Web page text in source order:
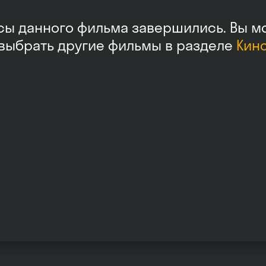
данного фильма завершились. Вы
другие фильмы в разделе